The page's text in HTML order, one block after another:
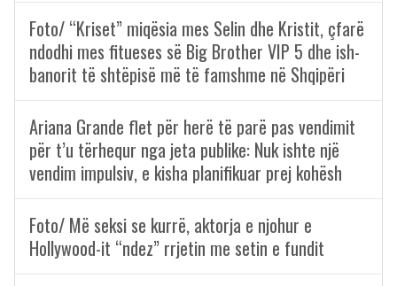
Foto/ “Kriset” miqësia mes Selin dhe Kristit, çfarë
ndodhi mes fitueses së Big Brother VIP 5 dhe ish-
banorit të shtëpisë më të famshme në Shqipëri
Ariana Grande flet për herë të parë pas vendimit
për t’u tërhequr nga jeta publike: Nuk ishte një
vendim impulsiv, e kisha planifikuar prej kohësh
Foto/ Më seksi se kurrë, aktorja e njohur e
Hollywood-it “ndez” rrjetin me setin e fundit